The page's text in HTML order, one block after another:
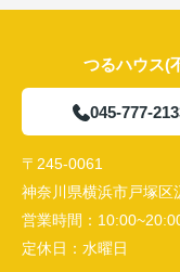
つるハウス(
045-777-
〒245-0061
神奈川県横浜市戸塚区
営業時間：
定休日： 水曜日